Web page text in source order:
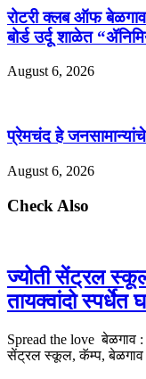
रोटरी क्लब ऑफ बेळगाव
बोर्ड उर्दू शाळेत
August 6, 2026
प्रेमचंद हे जनसामान्यांचे
August 6, 2026
Check Also
ज्योती सेंट्रल
तायक्वांदो स्पर्धेत
Spread the love बेळगाव :
सेंट्रल स्कूल, कॅम्प,